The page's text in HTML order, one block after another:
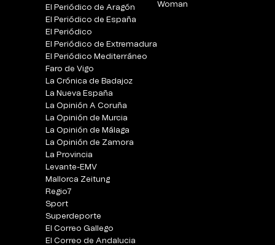
El Periódico de Aragón
El Periódico de España
El Periódico
El Periódico de Extremadura
El Periódico Mediterráneo
Faro de Vigo
La Crónica de Badajoz
La Nueva España
La Opinión A Coruña
La Opinión de Murcia
La Opinión de Málaga
La Opinión de Zamora
La Provincia
Levante-EMV
Mallorca Zeitung
Regio7
Sport
Superdeporte
El Correo Gallego
El Correo de Andalucia
Woman